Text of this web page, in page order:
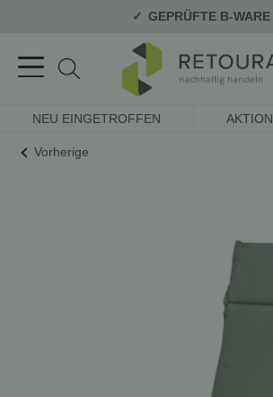
GEPRÜFTE B-WARE
NEU EINGETROFFEN AKTION
Vorherige